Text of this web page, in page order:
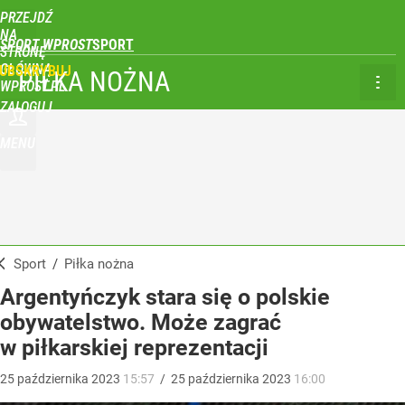
PRZEJDŹ
NA
STRONĘ
GŁÓWNĄ
WPROST.PL
SPORT WPROST
ZALOGUJ
PIŁKA NOŻNA
Sport / Piłka nożna
Argentyńczyk stara się o polskie
obywatelstwo. Może zagrać
w piłkarskiej reprezentacji
25 października 2023 15:57 / 25 października 2023 16:00